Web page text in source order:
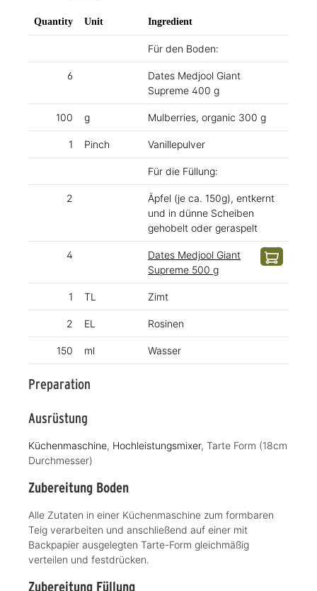
Quantity Unit Ingredient
Für den Boden:
6
Dates Medjool Giant
Supreme 400 g
100 g Mulberries, organic 300 g
1 Pinch Vanillepulver
Für die Füllung:
2
Äpfel (je ca. 150g), entkernt
und in dünne Scheiben
gehobelt oder geraspelt
4
Dates Medjool Giant
Supreme 500 g
1 TL Zimt
2 EL Rosinen
150 ml Wasser
Preparation
Ausrüstung
Küchenmaschine, Hochleistungsmixer, Tarte Form (18cm
Durchmesser)
Zubereitung Boden
Alle Zutaten in einer Küchenmaschine zum formbaren
Teig verarbeiten und anschließend auf einer mit
Backpapier ausgelegten Tarte-Form gleichmäßig
verteilen und festdrücken.
Zubereitung Füllung